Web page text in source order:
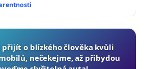
přijít o blízkého člověka kvůli
nečekejme, až přibydou